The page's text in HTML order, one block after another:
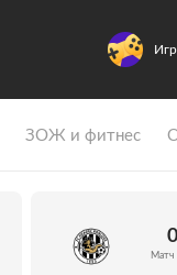
ЗОЖ и фитнес
Матч